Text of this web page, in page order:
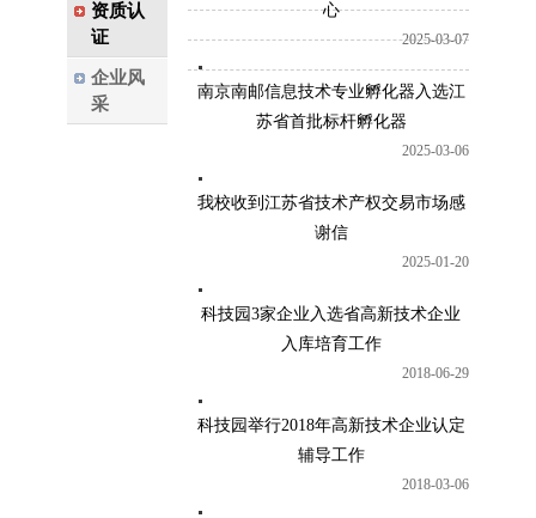
资质认
证
企业风
采
心
2025-03-07
南京南邮信息技术专业孵化器入选江
苏省首批标杆孵化器
2025-03-06
我校收到江苏省技术产权交易市场感
谢信
2025-01-20
科技园3家企业入选省高新技术企业
入库培育工作
2018-06-29
科技园举行2018年高新技术企业认定
辅导工作
2018-03-06